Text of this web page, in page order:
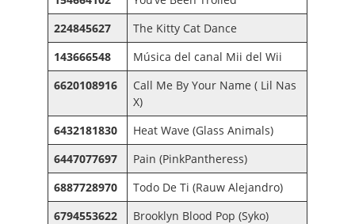
224845627
The Kitty Cat Dance
143666548
Música del canal Mii del Wii
6620108916
Call Me By Your Name ( Lil Nas
X)
6432181830
Heat Wave (Glass Animals)
6447077697
Pain (PinkPantheress)
6887728970
Todo De Ti (Rauw Alejandro)
6794553622
Brooklyn Blood Pop (Syko)